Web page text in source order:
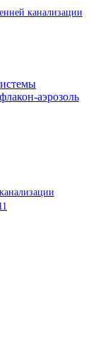
канализации